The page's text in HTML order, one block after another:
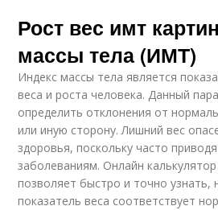
Рост вес имт
массы тела (ИМТ)
Индекс массы тела является
веса и роста человека. Данный
определить отклонения от
или иную сторону. Лишний вес
здоровья, поскольку часто
заболеваниям. Онлайн
позволяет быстро и точно узнать,
показатель веса соответствует